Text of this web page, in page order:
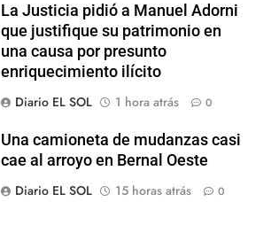
La Justicia pidió a Manuel Adorni
que justifique su patrimonio en
una causa por presunto
enriquecimiento ilícito
Diario EL SOL
1 hora atrás 0
Una camioneta de mudanzas casi
cae al arroyo en Bernal Oeste
Diario EL SOL
15 horas atrás 0